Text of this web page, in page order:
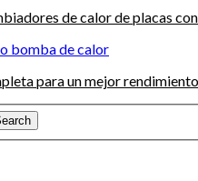
de calor de placas
para un mejor rendimiento